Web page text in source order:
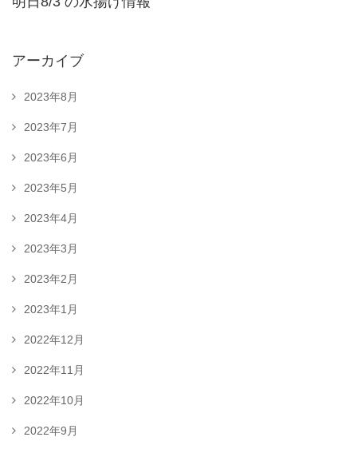
アーカイブ
2023年8月
2023年7月
2023年6月
2023年5月
2023年4月
2023年3月
2023年2月
2023年1月
2022年12月
2022年11月
2022年10月
2022年9月